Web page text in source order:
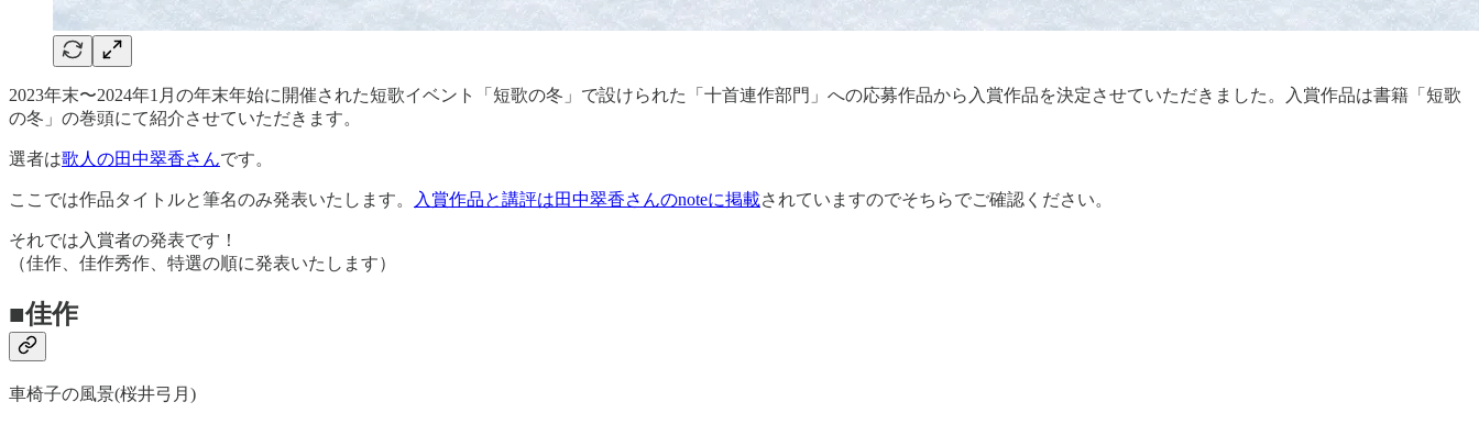
2023年末〜2024年1月の年末年始に開催された短歌イベント「短歌の冬」で設けられた「十首連作部門」への応募作品から入賞作品を決定させていただきました。入賞作品は書籍「短歌
の冬」の巻頭にて紹介させていただきます。
選者は歌人の田中翠香さんです。
ここでは作品タイトルと筆名のみ発表いたします。 入賞作品と講評は田中翠香さんのnoteに掲載されていますのでそちらでご確認ください。
それでは入賞者の発表です！
（佳作、佳作秀作、特選の順に発表いたします）
■佳作
車椅子の風景(桜井弓月)